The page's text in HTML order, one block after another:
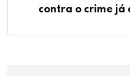
contra o crime já